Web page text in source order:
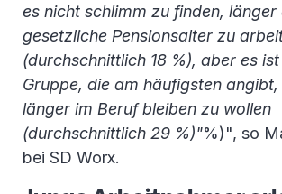
es nicht schlimm zu finden, länger
gesetzliche Pensionsalter zu
(durchschnittlich 18 %), aber es
Gruppe, die am häufigsten
länger im Beruf bleiben zu wollen
(durchschnittlich 29 %)"%)", so
bei SD Worx.